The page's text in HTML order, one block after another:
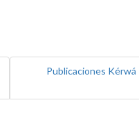
Publicaciones Kérwá